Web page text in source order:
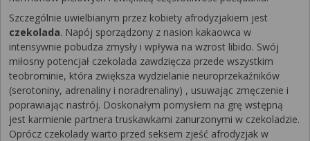
Szczególnie uwielbianym przez kobiety afrodyzjakiem jest
czekolada. Napój sporządzony z nasion kakaowca w
intensywnie pobudza zmysły i wpływa na wzrost libido. Swój
miłosny potencjał czekolada zawdzięcza przede wszystkim
teobrominie, która zwiększa wydzielanie neuroprzekaźników
(serotoniny, adrenaliny i noradrenaliny) , usuwając zmęczenie i
poprawiając nastrój. Doskonałym pomysłem na grę wstępną
jest karmienie partnera truskawkami zanurzonymi w czekoladzie.
Oprócz czekolady warto przed seksem zjeść afrodyzjak w